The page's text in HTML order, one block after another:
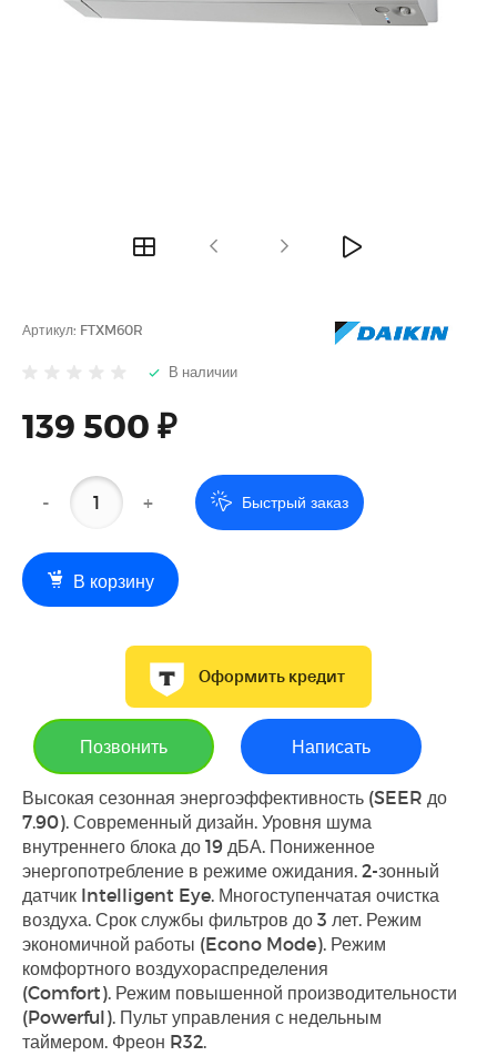
Артикул: FTXM60R
В наличии
139 500 ₽
- + Быстрый заказ
В корзину
Оформить кредит
Позвонить Написать
Высокая сезонная энергоэффективность (SEER до
7.90). Современный дизайн. Уровня шума
внутреннего блока до 19 дБА. Пониженное
энергопотребление в режиме ожидания. 2-зонный
датчик Intelligent Eye. Многоступенчатая очистка
воздуха. Срок службы фильтров до 3 лет. Режим
экономичной работы (Econo Mode). Режим
комфортного воздухораспределения
(Comfort). Режим повышенной производительности
(Powerful). Пульт управления с недельным
таймером. Фреон R32.